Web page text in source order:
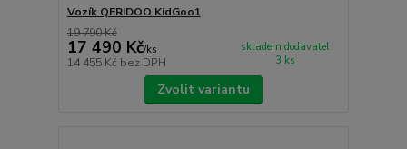
Vozík QERIDOO KidGoo1
19 790 Kč
17 490 Kč/ks
14 455 Kč bez DPH
skladem dodavatel
3 ks
Zvolit variantu